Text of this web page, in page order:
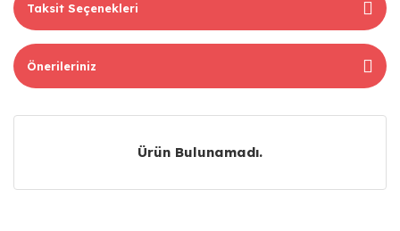
Taksit Seçenekleri
Önerileriniz
Ürün Bulunamadı.